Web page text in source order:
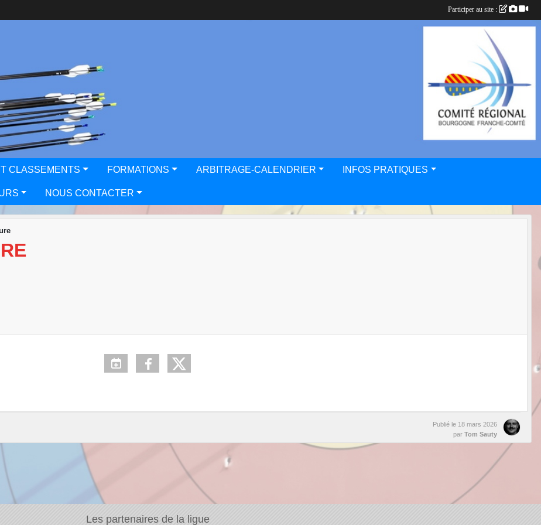
CLASSEMENTS FORMATIONS ARBITRAGE-CALENDRIER INFOS PRATIQUES
NOUS CONTACTER
Publié le 18 mars 2026
par Tom Sauty
Les partenaires de la ligue
Participer au site :